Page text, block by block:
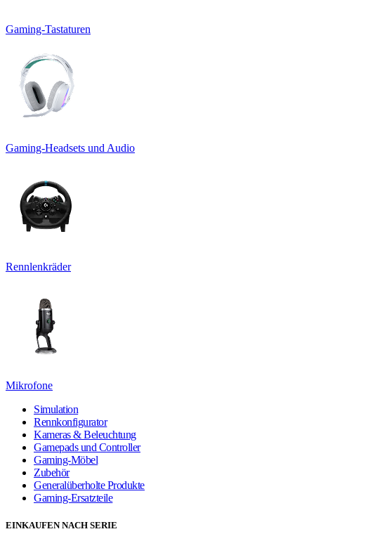
Gaming-Tastaturen
Gaming-Headsets und Audio
Rennlenkräder
Mikrofone
Simulation
Rennkonfigurator
Kameras & Beleuchtung
Gamepads und Controller
Gaming-Möbel
Zubehör
Generalüberholte Produkte
Gaming-Ersatzteile
EINKAUFEN NACH SERIE